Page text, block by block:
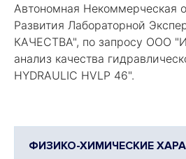
Автономная Некоммерческая
Развития Лабораторной
КАЧЕСТВА", по запросу ООО
анализ качества
HYDRAULIC HVLP 46".
ФИЗИКО-ХИМИЧЕСКИЕ